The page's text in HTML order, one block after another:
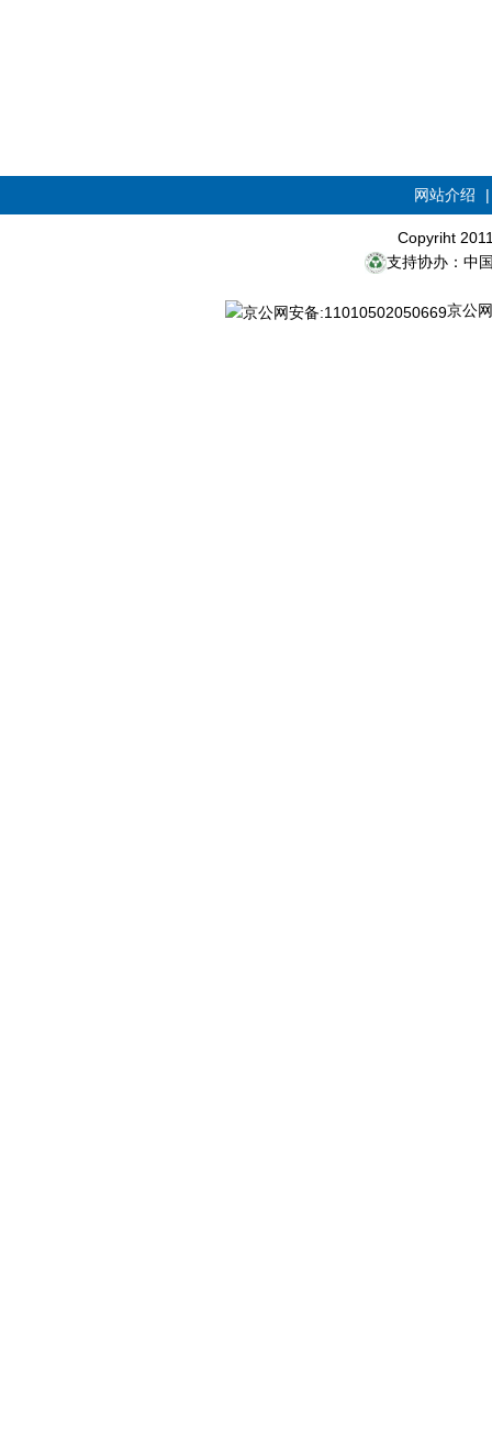
网站介绍
Copyriht
支持协办：中
京公